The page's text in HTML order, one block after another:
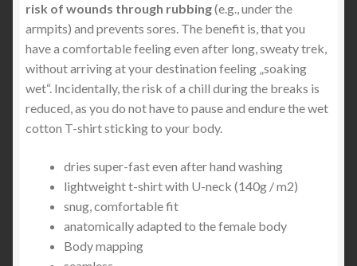
risk of wounds through rubbing(e.g., under the
armpits) and prevents sores. The benefit is, that you
have a comfortable feeling even after long, sweaty trek,
without arriving at your destination feeling „soaking
wet“. Incidentally, the risk of a chill during the breaks is
reduced, as you do not have to pause and endure the wet
cotton T-shirt sticking to your body.
dries super-fast even after hand washing
lightweight t-shirt with U-neck (140g / m2)
snug, comfortable fit
anatomically adapted to the female body
Body mapping